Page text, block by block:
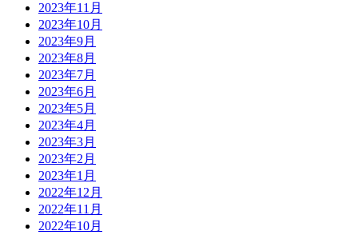
2023年11月
2023年10月
2023年9月
2023年8月
2023年7月
2023年6月
2023年5月
2023年4月
2023年3月
2023年2月
2023年1月
2022年12月
2022年11月
2022年10月